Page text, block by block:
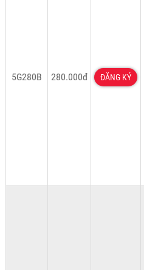
5G280B 280.000đ ĐĂNG KÝ